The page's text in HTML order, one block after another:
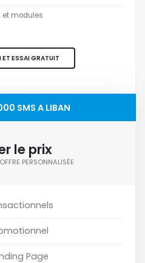
et modules
ESSAI GRATUIT
SMS A LIBAN
le prix
PERSONNALISÉE
Page